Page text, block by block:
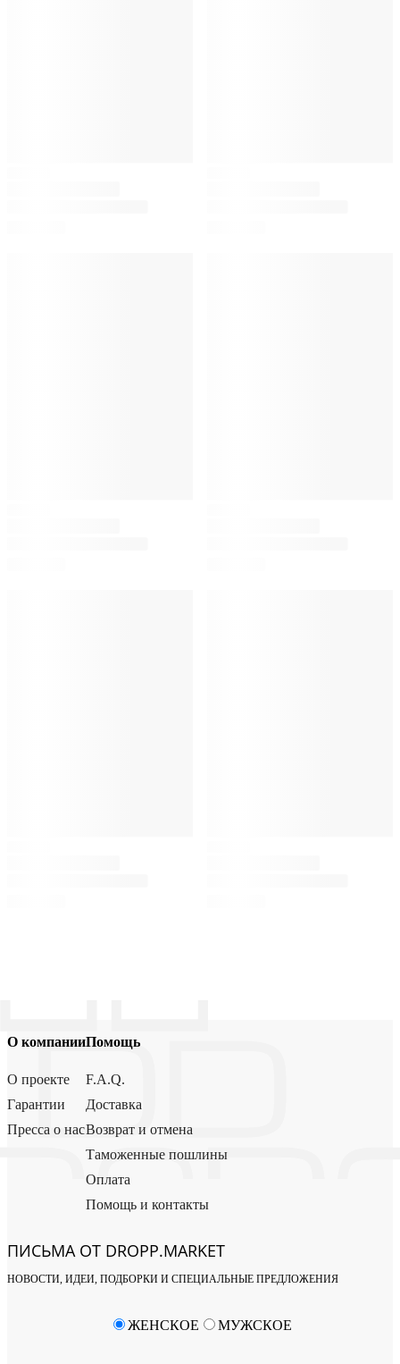
О компании
О проекте
Гарантии
Пресса о нас
Помощь
F.A.Q.
Доставка
Возврат и отмена
Таможенные пошлины
Оплата
Помощь и контакты
ПИСЬМА ОТ DROPP.MARKET
НОВОСТИ, ИДЕИ, ПОДБОРКИ И СПЕЦИАЛЬНЫЕ ПРЕДЛОЖЕНИЯ
ЖЕНСКОЕ МУЖСКОЕ